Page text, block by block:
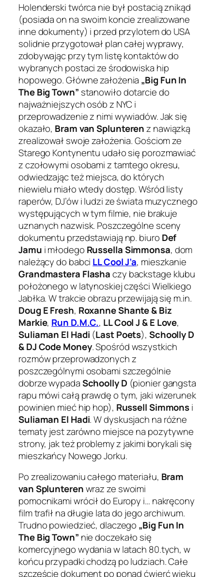
Holenderski twórca nie był postacią znikąd
(posiada on na swoim koncie zrealizowane
inne dokumenty) i przed przylotem do USA
solidnie przygotował plan całej wyprawy,
zdobywając przy tym listę kontaktów do
wybranych postaci ze środowiska hip
hopowego. Główne założenia „Big Fun In
The Big Town” stanowiło dotarcie do
najważniejszych osób z NYC i
przeprowadzenie z nimi wywiadów. Jak się
okazało, Bram van Splunterenz nawiązką
zrealizował swoje założenia. Gościom ze
Starego Kontynentu udało się porozmawiać
z czołowymi osobami z tamtego okresu,
odwiedzając też miejsca, do których
niewielu miało wtedy dostęp. Wśród listy
raperów, DJ’ów i ludzi ze świata muzycznego
występujących w tym filmie, nie brakuje
uznanych nazwisk. Poszczególne sceny
dokumentu przedstawiają np. biuro Def
Jamu i młodego Russella Simmonsa, dom
należący do babci LL Cool J’a, mieszkanie
Grandmastera Flashaczy backstage klubu
położonego w latynoskiej części Wielkiego
Jabłka. W trakcie obrazu przewijają się m.in.
Doug E Fresh, Roxanne Shante & Biz
Markie, Run D.M.C., LL Cool J & E Love,
Suliaman El Hadi (Last Poets), Schoolly D
& DJ Code Money. Spośród wszystkich
rozmów przeprowadzonych z
poszczególnymi osobami szczególnie
dobrze wypadaSchoolly D (pionier gangsta
rapu mówi całą prawdę o tym, jaki wizerunek
powinien mieć hip hop), Russell Simmonsi
Suliaman El Hadi. W dyskusjach na różne
tematy jest zarówno miejsce na pozytywne
strony, jak też problemy z jakimi borykali się
mieszkańcy Nowego Jorku.
Po zrealizowaniu całego materiału, Bram
van Splunterenwraz ze swoimi
pomocnikami wrócił do Europy i… nakręcony
film trafił na długie lata do jego archiwum.
Trudno powiedzieć, dlaczego „Big Fun In
The Big Town” nie doczekało się
komercyjnego wydania w latach 80.tych, w
końcu przypadki chodzą po ludziach. Całe
szczęście dokument po ponad ćwierć wieku